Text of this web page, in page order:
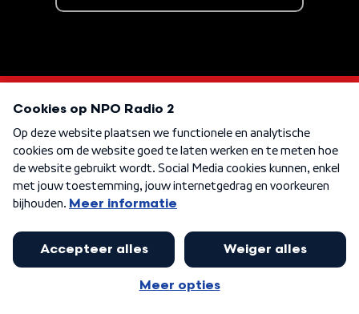
KEN JE DEZE NOG
Naturally
KEN JE DEZE NOG
Don't Break The Heart
KEN JE DEZE NOG
Silent All These Years